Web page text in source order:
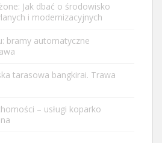
Jak dbać o środowisko
i modernizacyjnych
bramy automatyczne
tarasowa bangkirai. Trawa
– usługi koparko